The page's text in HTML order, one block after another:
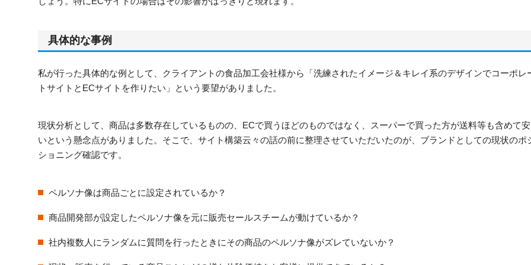
具体的な事例
私が行った具体的な例として、クライアントの食品加工会社様から「洗練されたイメージ＆キレイ系のデザインでコーポレ
トサイトとECサイトを作りたい」という要望がありました。
現状分析として、商品は多数存在しているものの、ECで買うほどのものではなく、スーパーで買った方が送料等も含めて安
いという懸念点がありました。そこで、サイト構築云々の話の前に整理させていただいたのが、ブランドとしての現状のポ
ショニング確認です。
ペルソナ像は商品ごとに設定されているか？
商品開発部が設定したペルソナ像を元に販売セールスチームが動けているか？
社内複数人にランダムに質問を行ったときにその商品のペルソナ像がズレていないか？